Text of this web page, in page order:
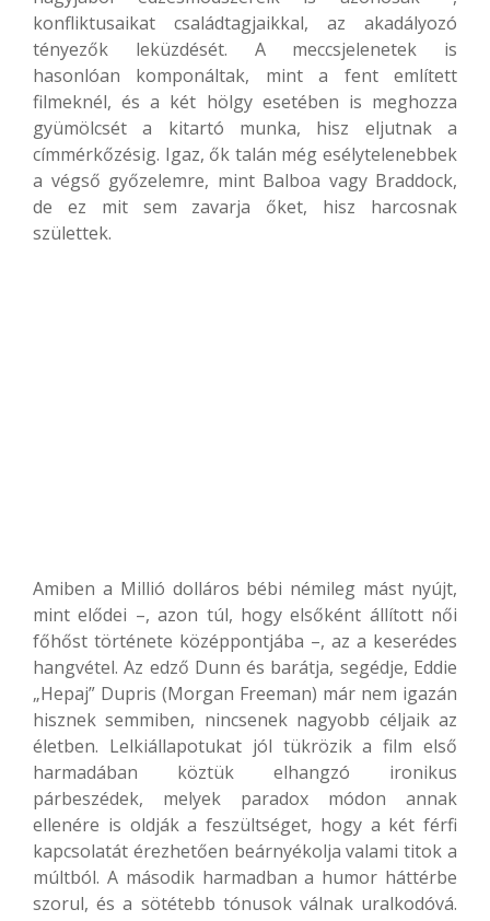
konfliktusaikat családtagjaikkal, az akadályozó
tényezők leküzdését. A meccsjelenetek is
hasonlóan komponáltak, mint a fent említett
filmeknél, és a két hölgy esetében is meghozza
gyümölcsét a kitartó munka, hisz eljutnak a
címmérkőzésig. Igaz, ők talán még esélytelenebbek
a végső győzelemre, mint Balboa vagy Braddock,
de ez mit sem zavarja őket, hisz harcosnak
születtek.
Amiben a Millió dolláros bébi némileg mást nyújt,
mint elődei –, azon túl, hogy elsőként állított női
főhőst története középpontjába –, az a keserédes
hangvétel. Az edző Dunn és barátja, segédje, Eddie
„Hepaj” Dupris (Morgan Freeman) már nem igazán
hisznek semmiben, nincsenek nagyobb céljaik az
életben. Lelkiállapotukat jól tükrözik a film első
harmadában köztük elhangzó ironikus
párbeszédek, melyek paradox módon annak
ellenére is oldják a feszültséget, hogy a két férfi
kapcsolatát érezhetően beárnyékolja valami titok a
múltból. A második harmadban a humor háttérbe
szorul, és a sötétebb tónusok válnak uralkodóvá.